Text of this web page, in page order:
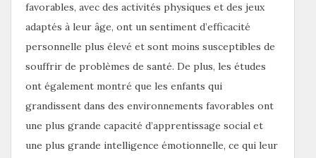
favorables, avec des activités physiques et des jeux
adaptés à leur âge, ont un sentiment d’efficacité
personnelle plus élevé et sont moins susceptibles de
souffrir de problèmes de santé. De plus, les études
ont également montré que les enfants qui
grandissent dans des environnements favorables ont
une plus grande capacité d’apprentissage social et
une plus grande intelligence émotionnelle, ce qui leur